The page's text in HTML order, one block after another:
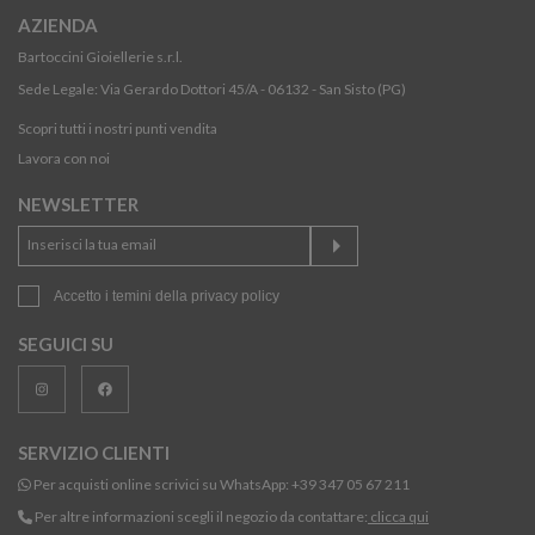
AZIENDA
Bartoccini Gioiellerie s.r.l.
Sede Legale: Via Gerardo Dottori 45/A - 06132 - San Sisto (PG)
Scopri tutti i nostri punti vendita
Lavora con noi
NEWSLETTER
Accetto i temini della privacy policy
SEGUICI SU
SERVIZIO CLIENTI
Per acquisti online scrivici su WhatsApp: +39 347 05 67 211
Per altre informazioni scegli il negozio da contattare: clicca qui